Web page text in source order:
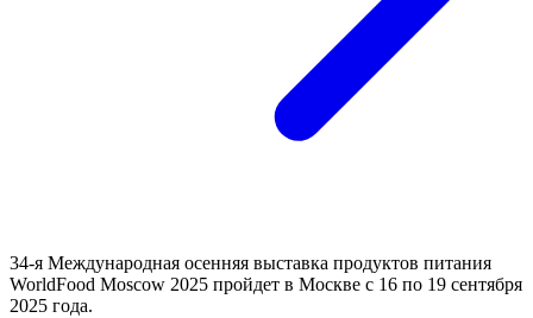
34-я Международная осенняя выставка продуктов питания
WorldFood Moscow 2025 пройдет в Москве с 16 по 19 сентября
2025 года.